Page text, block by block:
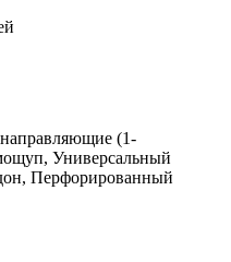
(1-
Универсальный
Перфорированный